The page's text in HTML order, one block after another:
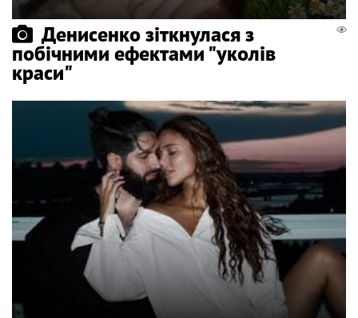
Денисенко зіткнулася з
побічними ефектами "уколів
краси"